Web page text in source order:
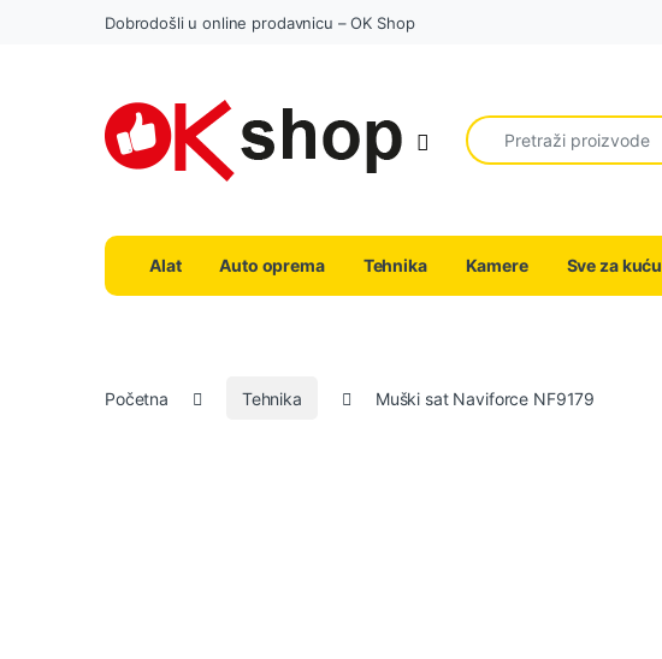
Dobrodošli u online prodavnicu – OK Shop
Search for:
Alat Auto oprema Tehnika Kamere Sve za kuću
Početna Tehnika Muški sat Naviforce NF9179